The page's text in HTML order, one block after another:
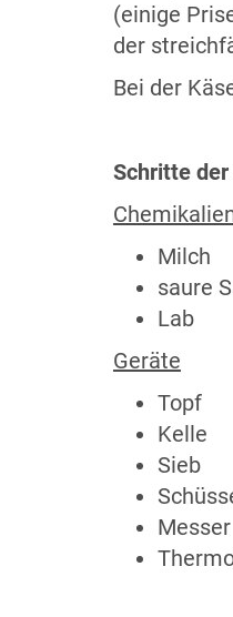
(einige
der
Bei der
Schritte
Milch
saure
Lab
Geräte
Topf
Kelle
Sieb
Messer